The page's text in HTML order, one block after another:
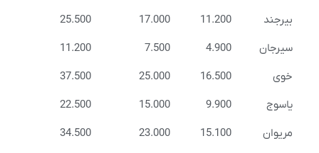
بیرجند
11.200
17.000
25.500
سیرجان
4.900
7.500
11.200
خوی
16.500
25.000
37.500
یاسوج
9.900
15.000
22.500
مریوان
15.100
23.000
34.500